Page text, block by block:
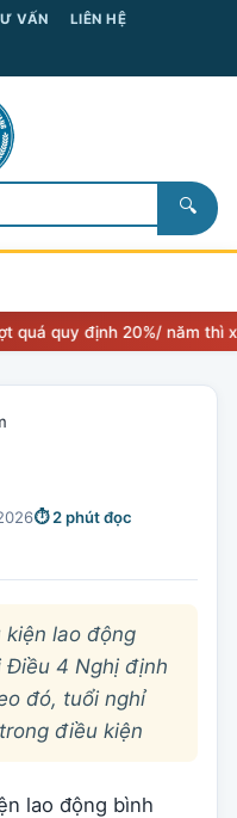
VẤN LIÊN HỆ
🔍
định 20%/ năm thì xử lý
⏱ 2 phút đọc
kiện lao động
4 Nghị định
đó, tuổi nghỉ
điều kiện
lao động bình